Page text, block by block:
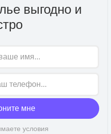
выгодно и
мне
условия